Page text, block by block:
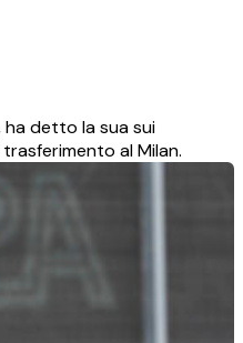
ha detto la sua sui
al Milan.